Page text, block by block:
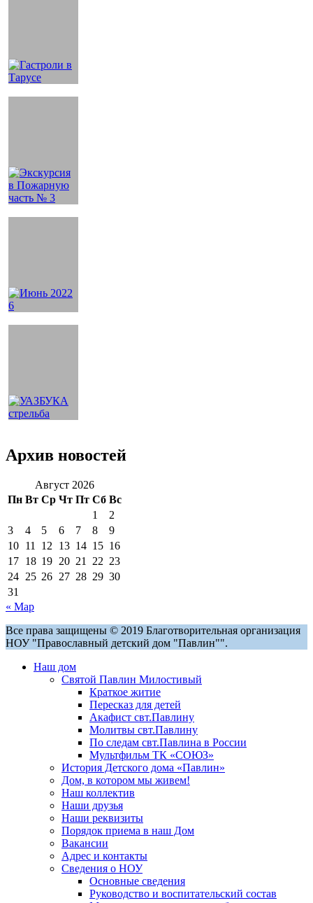
Архив новостей
Август 2026
Пн Вт Ср Чт Пт Сб Вс
1
2
3
4 5 6 7 8
9
10 11 12 13 14 15 16
17 18 19 20 21 22 23
24 25 26 27 28 29 30
31
« Мар
Все права защищены © 2019 Благотворительная организация
НОУ "Православный детский дом "Павлин"".
Наш дом
Святой Павлин Милостивый
Краткое житие
Пересказ для детей
Акафист свт.Павлину
Молитвы свт.Павлину
По следам свт.Павлина в России
Мультфильм ТК «СОЮЗ»
История Детского дома «Павлин»
Дом, в котором мы живем!
Наш коллектив
Наши друзья
Наши реквизиты
Порядок приема в наш Дом
Вакансии
Адрес и контакты
Сведения о НОУ
Основные сведения
Руководство и воспитательский состав